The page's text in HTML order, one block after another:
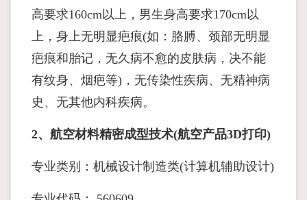
高要求160cm以上，男生身高要求170cm以
上，身上无明显疤痕(如：胳膊、颈部无明显
疤痕和胎记，无久病不愈的皮肤病，决不能
有纹身、烟疤等)，无传染性疾病、无精神病
史、无其他内科疾病。
2、航空材料精密成型技术(航空产品3D打印)
专业类别：机械设计制造类(计算机辅助设计)